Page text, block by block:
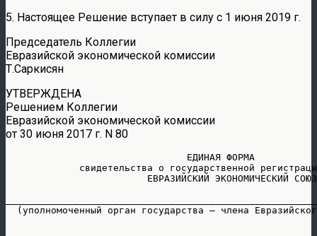
5. Настоящее Решение вступает в силу с 1 июня 2019 г.
Председатель Коллегии
Евразийской экономической комиссии
Т.Саркисян
УТВЕРЖДЕНА
Решением Коллегии
Евразийской экономической комиссии
от 30 июня 2017 г. N 80
                                ЕДИНАЯ ФОРМА
свидетельства о государственной
ЕВРАЗИЙСКИЙ ЭКОНОМИЧЕСКИЙ
(уполномоченный орган государства – члена